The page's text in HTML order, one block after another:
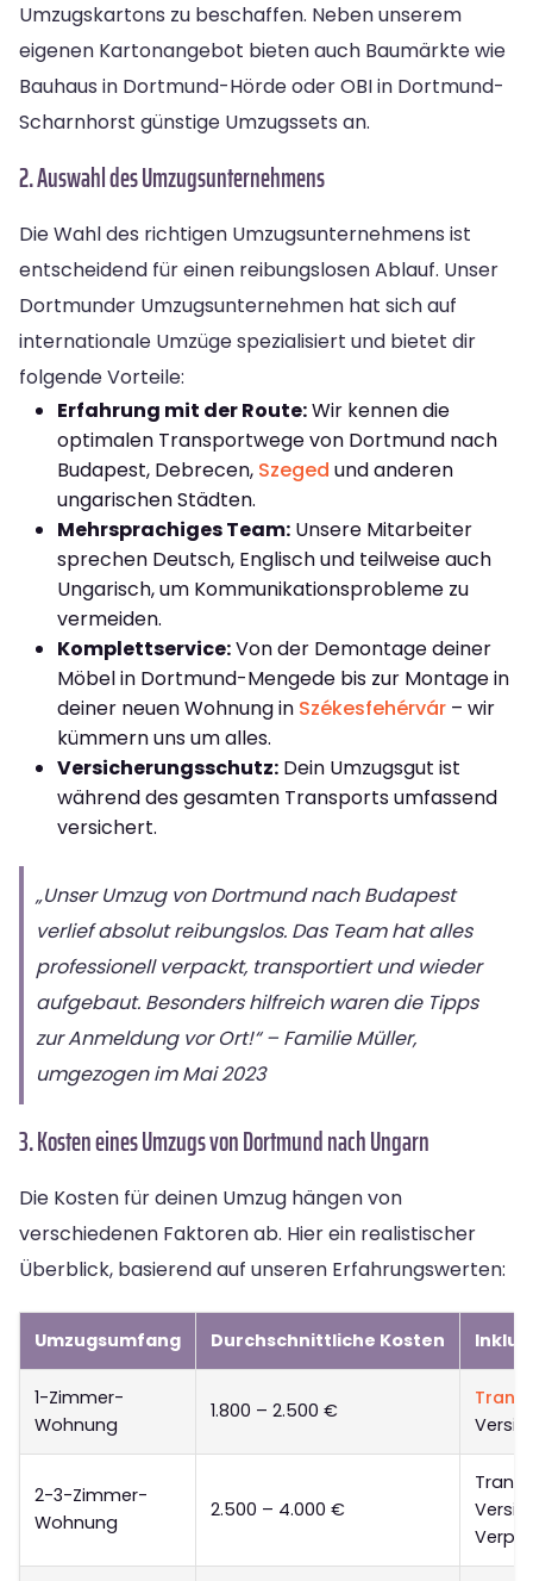
Umzugskartons zu beschaffen. Neben unserem
eigenen Kartonangebot bieten auch Baumärkte wie
Bauhaus in Dortmund-Hörde oder OBI in Dortmund-
Scharnhorst günstige Umzugssets an.
2. Auswahl des Umzugsunternehmens
Die Wahl des richtigen Umzugsunternehmens ist
entscheidend für einen reibungslosen Ablauf. Unser
Dortmunder Umzugsunternehmen hat sich auf
internationale Umzüge spezialisiert und bietet dir
folgende Vorteile:
Erfahrung mit der Route:Wir kennen die
optimalen Transportwege von Dortmund nach
Budapest, Debrecen, Szeged und anderen
ungarischen Städten.
Mehrsprachiges Team: Unsere Mitarbeiter
sprechen Deutsch, Englisch und teilweise auch
Ungarisch, um Kommunikationsprobleme zu
vermeiden.
Komplettservice:Von der Demontage deiner
Möbel in Dortmund-Mengede bis zur Montage in
deiner neuen Wohnung in Székesfehérvár – wir
kümmern uns um alles.
Versicherungsschutz: Dein Umzugsgut ist
während des gesamten Transports umfassend
versichert.
„Unser Umzug von Dortmund nach Budapest
verlief absolut reibungslos. Das Team hat alles
professionell verpackt, transportiert und wieder
aufgebaut. Besonders hilfreich waren die Tipps
zur Anmeldung vor Ort!“ – Familie Müller,
umgezogen im Mai 2023
3. Kosten eines Umzugs von Dortmund nach Ungarn
Die Kosten für deinen Umzug hängen von
verschiedenen Faktoren ab. Hier ein realistischer
Überblick, basierend auf unseren Erfahrungswerten:
Umzugsumfang Durchschnittliche Kosten
1-Zimmer-
Wohnung
1.800 – 2.500 €
2-3-Zimmer-
Wohnung
2.500 – 4.000 €